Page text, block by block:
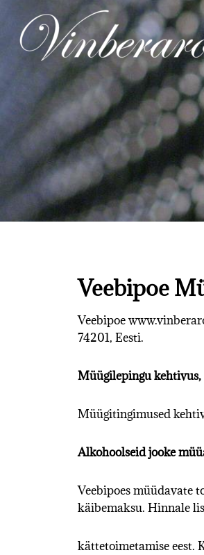
Veebipoe
Veebipoe
74201, Eesti.
Müügilepingu
Müügitingimused
Alkohoolseid jooke
Veebipoes müüdavate
käibemaksu. Hinnale
kättetoimetamise eest.